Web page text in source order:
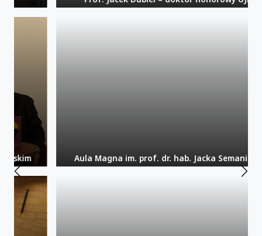
Aula Magna im. prof. dr. hab. Jacka Semaniaka